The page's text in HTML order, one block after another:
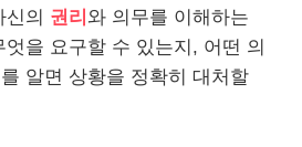
의 권리 와 의무를 이해하는
을 요구할 수 있는지, 어떤 의
알면 상황을 정확히 대처할